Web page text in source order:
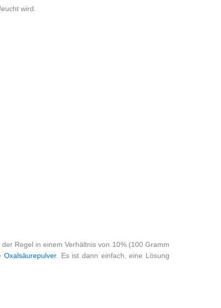
wird.
Regel in einem Verhältnis von 10% (100 Gramm
Oxalsäurepulver. Es ist dann einfach, eine Lösung